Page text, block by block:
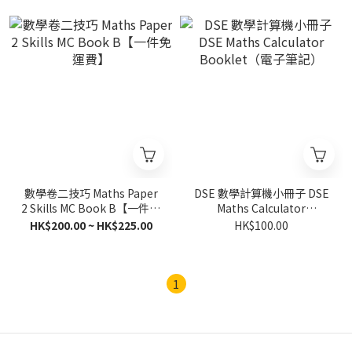
數學卷二技巧 Maths Paper
2 Skills MC Book B【一件免
運費】
HK$200.00 ~ HK$225.00
DSE 數學計算機小冊子 DSE
Maths Calculator
Booklet（電子筆記）
HK$100.00
1